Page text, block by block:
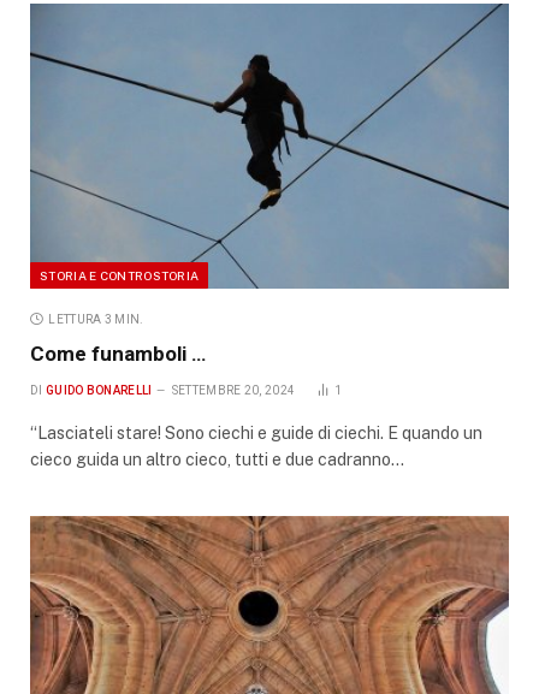
STORIA E CONTROSTORIA
LETTURA 3 MIN.
Come funamboli …
DI GUIDO BONARELLI SETTEMBRE 20, 2024 1
“Lasciateli stare! Sono ciechi e guide di ciechi. E quando un
cieco guida un altro cieco, tutti e due cadranno…